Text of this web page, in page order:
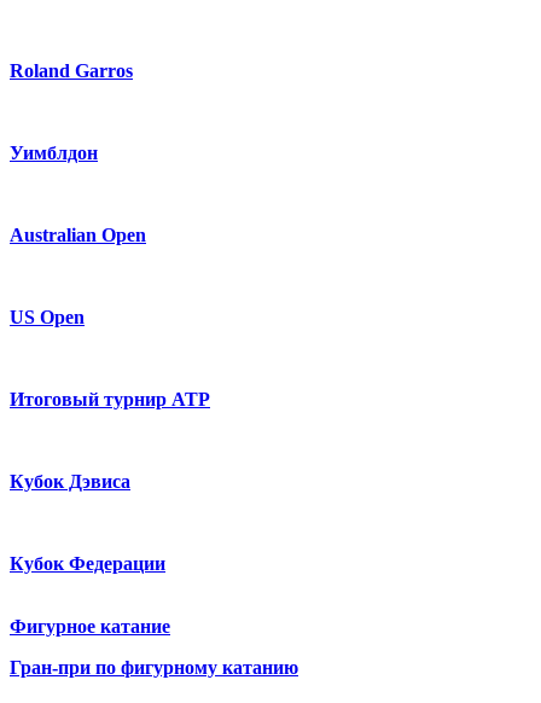
Roland Garros
Уимблдон
Australian Open
US Open
Итоговый турнир ATP
Кубок Дэвиса
Кубок Федерации
Фигурное катание
Гран-при по фигурному катанию